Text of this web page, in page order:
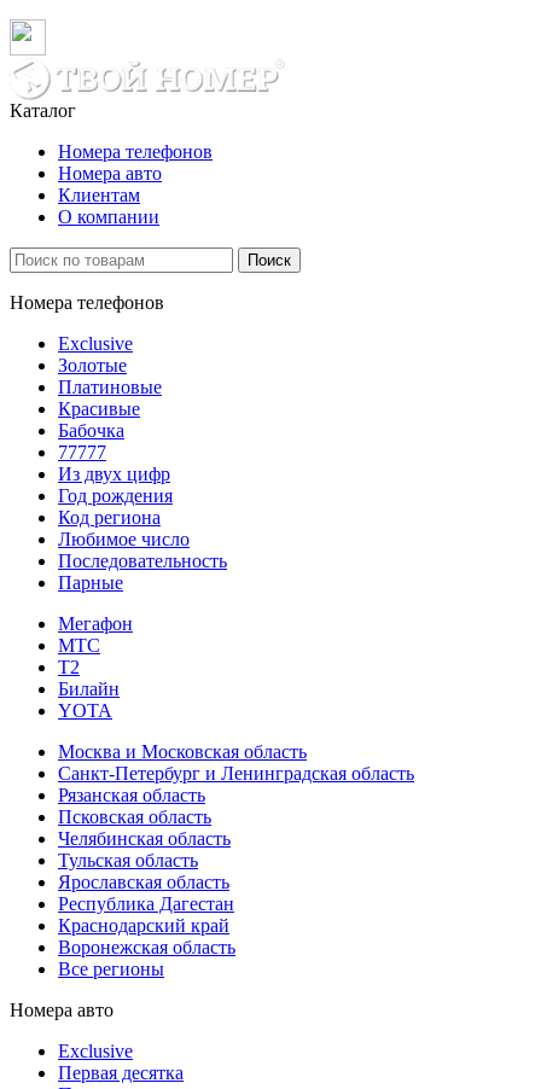
Каталог
Номера телефонов
Номера авто
Клиентам
О компании
Поиск
Номера телефонов
Exclusive
Золотые
Платиновые
Красивые
Бабочка
77777
Из двух цифр
Год рождения
Код региона
Любимое число
Последовательность
Парные
Мегафон
МТС
Т2
Билайн
YOTA
Москва и Московская область
Санкт-Петербург и Ленинградская область
Рязанская область
Псковская область
Челябинская область
Тульская область
Ярославская область
Республика Дагестан
Краснодарский край
Воронежская область
Все регионы
Номера авто
Exclusive
Первая десятка